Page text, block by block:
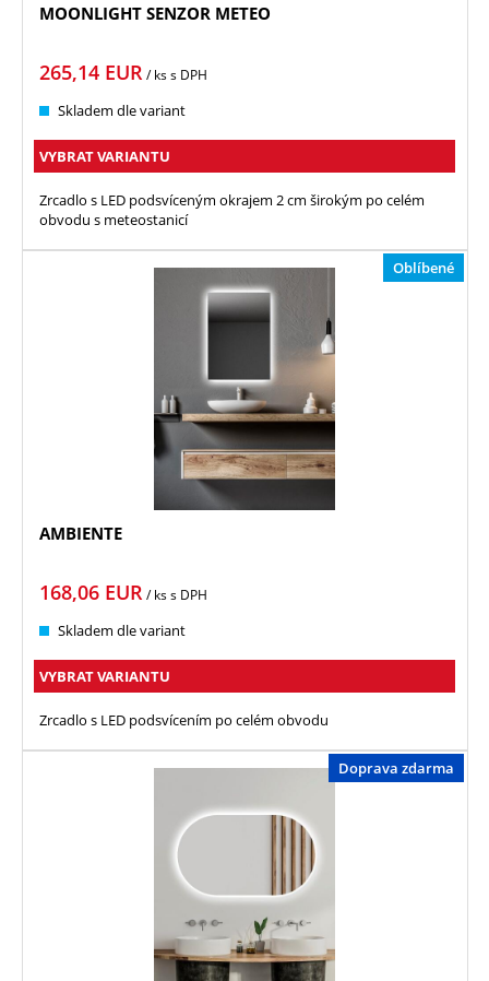
MOONLIGHT SENZOR METEO
265,14 EUR/ kss DPH
Skladem dle variant
VYBRAT VARIANTU
Zrcadlo s LED podsvíceným okrajem 2 cm širokým po celém
obvodu s meteostanicí
Oblíbené
AMBIENTE
168,06 EUR / kss DPH
Skladem dle variant
VYBRAT VARIANTU
Zrcadlo s LED podsvícením po celém obvodu
Doprava zdarma